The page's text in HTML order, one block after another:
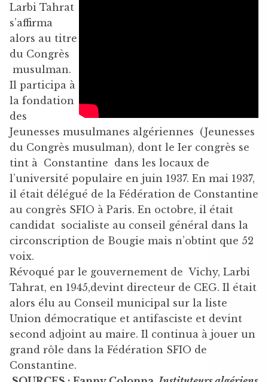
Larbi Tahrat
s’affirma
alors au titre
du Congrès
musulman.
Il participa à
la fondation
des
Jeunesses musulmanes algériennes (Jeunesses
du Congrès musulman), dont le Ier congrès se
tint à Constantine dans les locaux de
l’université populaire en juin 1937. En mai 1937,
il était délégué de la Fédération de Constantine
au congrès SFIO à Paris. En octobre, il était
candidat socialiste au conseil général dans la
circonscription de Bougie mais n’obtint que 52
voix.
Révoqué par le gouvernement de Vichy, Larbi
Tahrat, en 1945,devint directeur de CEG. Il était
alors élu au Conseil municipal sur la liste
Union démocratique et antifasciste et devint
second adjoint au maire. Il continua à jouer un
grand rôle dans la Fédération SFIO de
Constantine.